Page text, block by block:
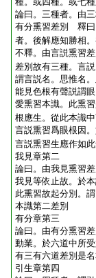
論曰。三種者。由
有分熏習差別 釋曰
者。後解應知勝相
不釋。由言説熏習
差別故有三種。言
謂言説名。思惟名
能見色根有聲説謂
愛熏習本識。此熏
根應生。從此本識
言説熏習爲眼根因
言説熏習生應作如
我見章第二
論曰。由我見熏習
我見等依止故。於
此熏習故起分別。
本識第二差別
有分章第三
論曰。由有分熏習
動業。於六道中所
有三有六道差別是
引生章第四